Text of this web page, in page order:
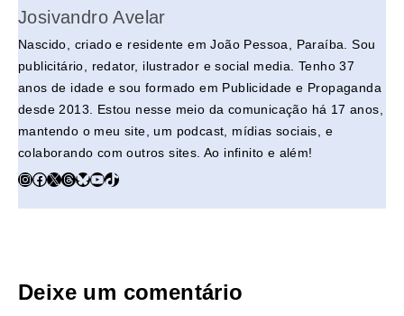
Josivandro Avelar
Nascido, criado e residente em João Pessoa, Paraíba. Sou
publicitário, redator, ilustrador e social media. Tenho 37
anos de idade e sou formado em Publicidade e Propaganda
desde 2013. Estou nesse meio da comunicação há 17 anos,
mantendo o meu site, um podcast, mídias sociais, e
colaborando com outros sites. Ao infinito e além!
Deixe um comentário